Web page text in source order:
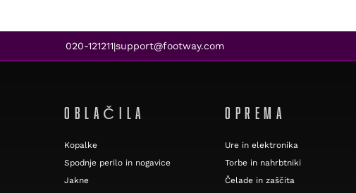
020-121211|support@footway.com
OBLAČILA
Kopalke
Spodnje perilo in nogavice
Jakne
OPREMA
Ure in elektronika
Torbe in nahrbtniki
Čelade in zaščita